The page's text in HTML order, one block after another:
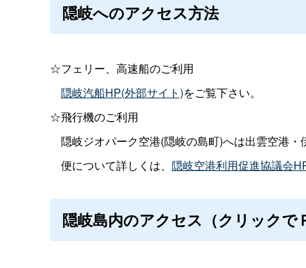
隠岐へのアクセス方法
☆フェリー、高速船のご利用
隠岐汽船HP(外部サイト)をご覧下さい。
☆飛行機のご利用
隠岐ジオパーク空港(隠岐の島町)へは出雲空港・
便について詳しくは、 隠岐空港利用促進協議会
隠岐島内のアクセス（クリックで